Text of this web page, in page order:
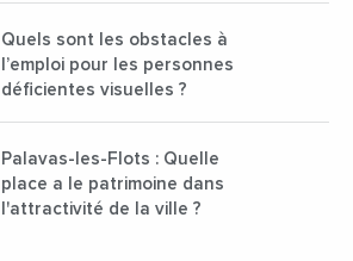
Quels sont les obstacles à
l’emploi pour les personnes
déficientes visuelles ?
Palavas-les-Flots : Quelle
place a le patrimoine dans
l'attractivité de la ville ?